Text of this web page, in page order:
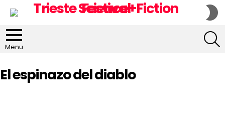
Menu
El espinazo del diablo